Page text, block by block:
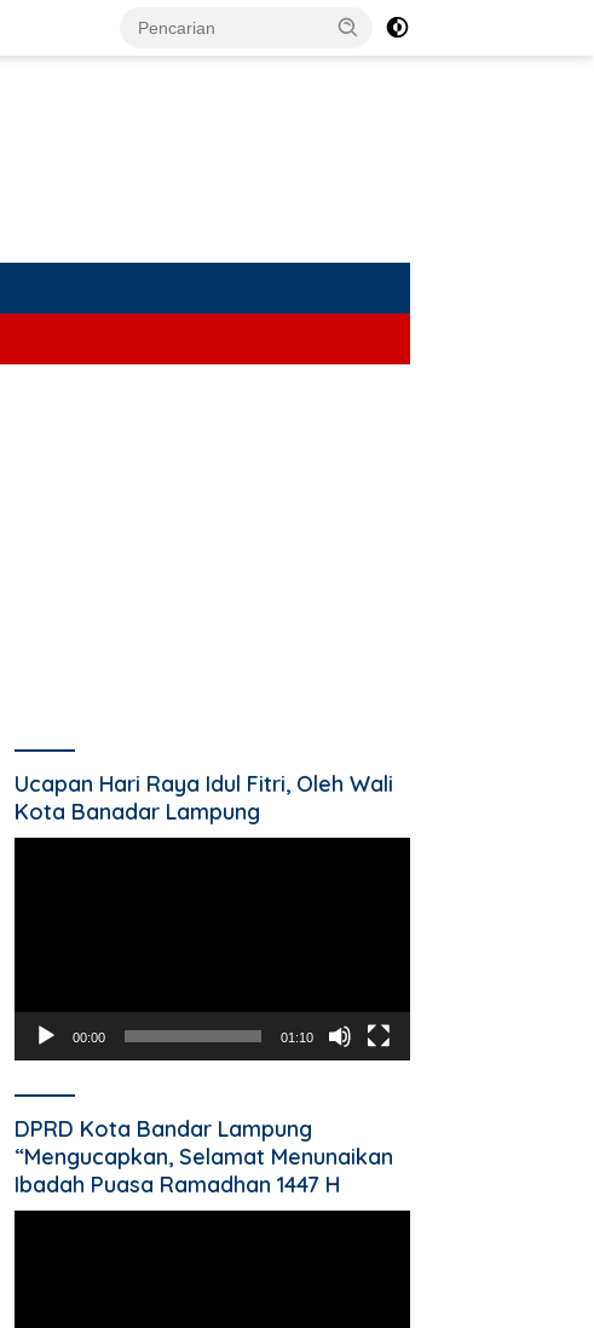
Ucapan Hari Raya Idul Fitri, Oleh Wali
Kota Banadar Lampung
00:00 01:10
DPRD Kota Bandar Lampung
“Mengucapkan, Selamat Menunaikan
Ibadah Puasa Ramadhan 1447 H